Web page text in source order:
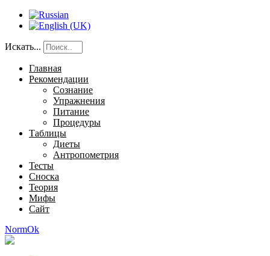
Искать...
Главная
Рекомендации
Сознание
Упражнения
Питание
Процедуры
Таблицы
Диеты
Антропометрия
Тесты
Сноска
Теория
Мифы
Сайт
NormOk